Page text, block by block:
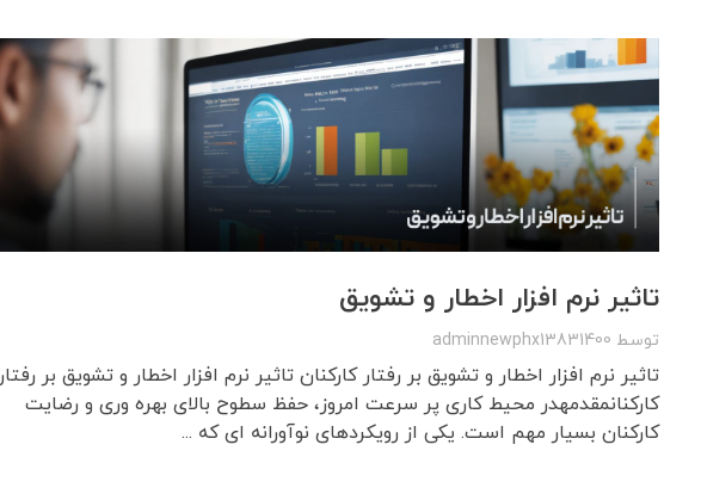
تاثیر نرم افزار اخطار و تشویق
توسط adminnewphx13831400
تاثیر نرم افزار اخطار و تشویق بر رفتار کارکنان تاثیر نرم افزار اخطار و تشویق بر رفتار
کارکنانمقدمهدر محیط کاری پر سرعت امروز، حفظ سطوح بالای بهره وری و رضایت
کارکنان بسیار مهم است. یکی از رویکردهای نوآورانه ای که ...